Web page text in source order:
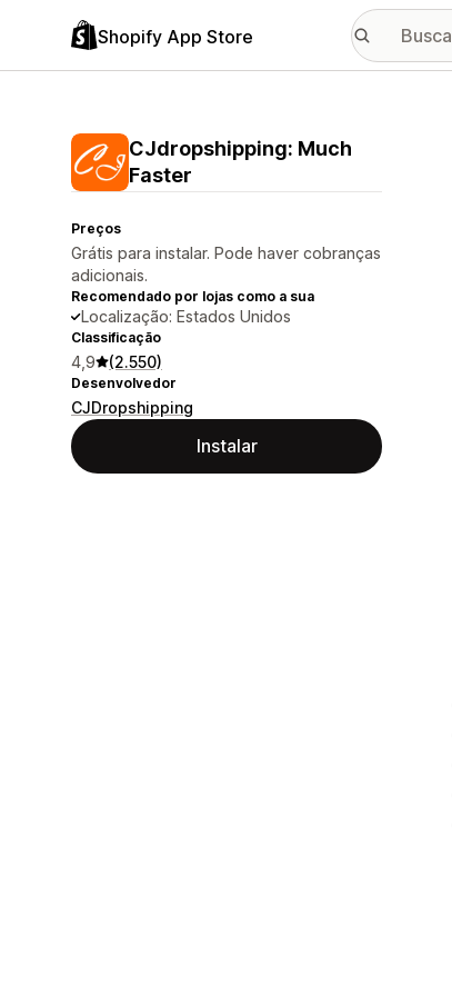
Shopify App Store
CJdropshipping: Much
Faster
Preços
Grátis para instalar. Pode haver cobranças
adicionais.
Recomendado por lojas como a sua
Localização: Estados Unidos
Classificação
4,9 (2.550)
Desenvolvedor
CJDropshipping
Instalar